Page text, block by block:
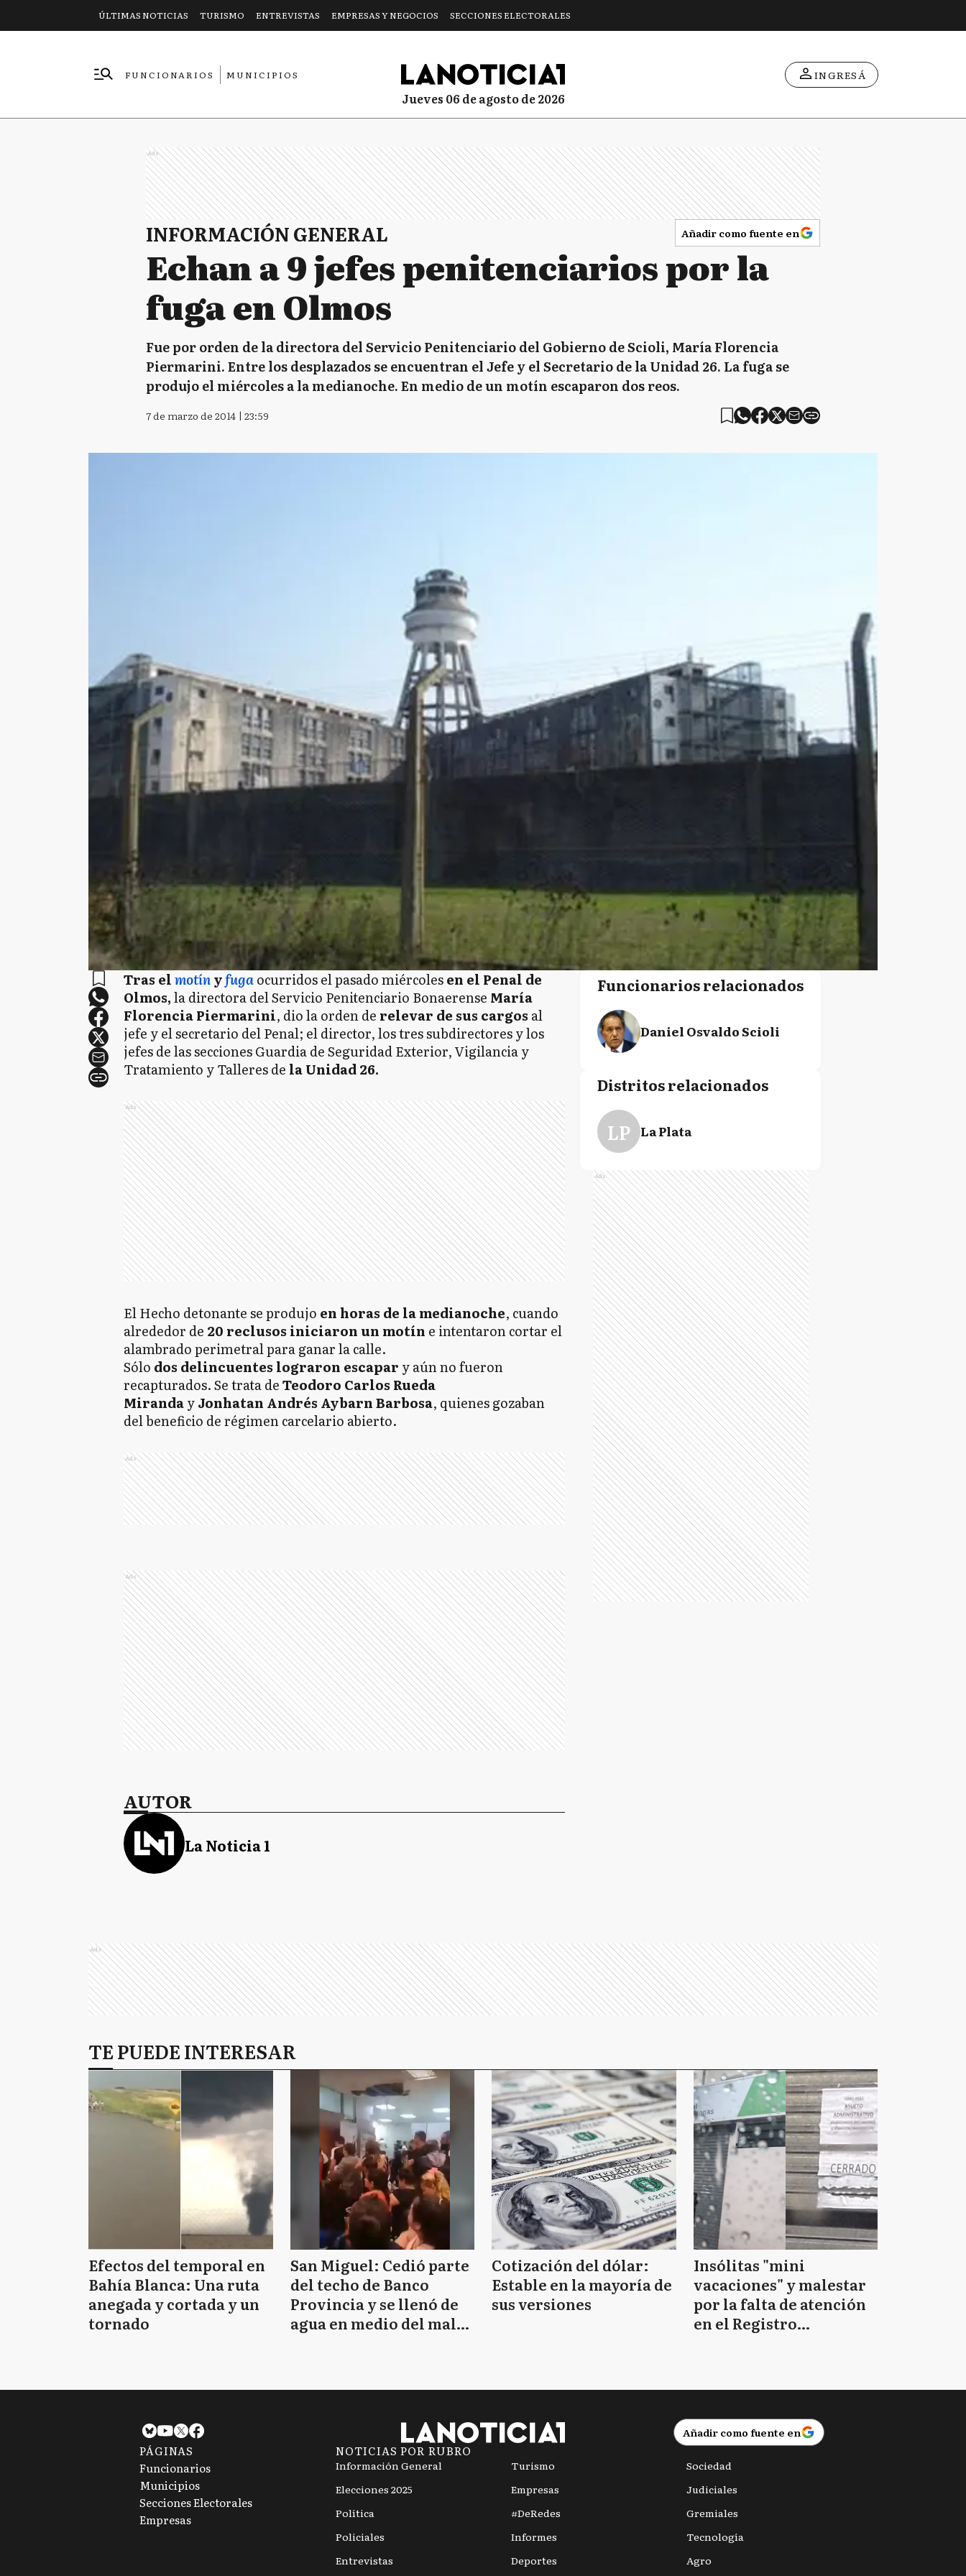
ÚLTIMAS NOTICIAS TURISMO ENTREVISTAS EMPRESAS Y NEGOCIOS SECCIONES ELECTORALES
FUNCIONARIOS
MUNICIPIOS
jueves 06 de agosto de 2026
INGRESÁ
Ads
INFORMACIÓN GENERAL Añadir como fuente en
Echan a 9 jefes penitenciarios por la
fuga en Olmos
Fue por orden de la directora del Servicio Penitenciario del Gobierno de Scioli, María Florencia
Piermarini. Entre los desplazados se encuentran el Jefe y el Secretario de la Unidad 26. La fuga se
produjo el miércoles a la medianoche. En medio de un motín escaparon dos reos.
7 de marzo de 2014 | 23:59
Tras elmotínyfugaocurridos el pasado miércolesen el Penal de
Olmos,la directora del Servicio Penitenciario Bonaerense María
Florencia Piermarini, dio la orden de relevar de sus cargos al
jefe y el secretario del Penal; el director, los tres subdirectores y los
jefes de las secciones Guardia de Seguridad Exterior, Vigilancia y
Tratamiento y Talleres de la Unidad 26.
Ads
El Hecho detonante se produjo en horas de la medianoche, cuando
alrededor de 20 reclusos iniciaron un motín e intentaron cortar el
alambrado perimetral para ganar la calle.
Sólo dos delincuentes lograron escapar y aún no fueron
recapturados. Se trata deTeodoro Carlos Rueda
MirandayJonhatan Andrés Aybarn Barbosa, quienes gozaban
del beneficio de régimen carcelario abierto.
Ads
Ads
AUTOR
La Noticia 1
Funcionarios relacionados
Daniel Osvaldo Scioli
Distritos relacionados
LP La Plata
Ads
Ads
TE PUEDE INTERESAR
Efectos del temporal en
Bahía Blanca: Una ruta
anegada y cortada y un
tornado
San Miguel: Cedió parte
del techo de Banco
Provincia y se llenó de
agua en medio del mal
Cotización del dólar:
Estable en la mayoría de
sus versiones
Insólitas "mini
vacaciones" y malestar
por la falta de atención
en el Registro
Añadir como fuente en
PÁGINAS
Funcionarios
Municipios
Secciones Electorales
Empresas
NOTICIAS POR RUBRO
Información General
Elecciones 2025
Política
Policiales
Entrevistas
Turismo
Empresas
#DeRedes
Informes
Deportes
Sociedad
Judiciales
Gremiales
Tecnología
Agro